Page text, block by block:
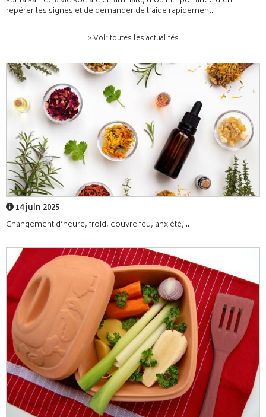
repérer les signes et de demander de l’aide rapidement.
> Voir toutes les actualités
14 juin 2025
Changement d’heure, froid, couvre feu, anxiété,...